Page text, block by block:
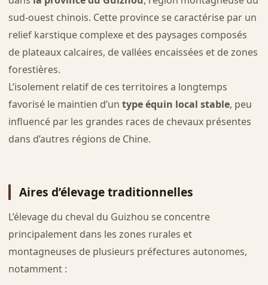
sud-ouest chinois. Cette province se caractérise par un
relief karstique complexe et des paysages composés
de plateaux calcaires, de vallées encaissées et de zones
forestières.
L’isolement relatif de ces territoires a longtemps
favorisé le maintien d’un type équin local stable, peu
influencé par les grandes races de chevaux présentes
dans d’autres régions de Chine.
Aires d’élevage traditionnelles
L’élevage du cheval du Guizhou se concentre
principalement dans les zones rurales et
montagneuses de plusieurs préfectures autonomes,
notamment :